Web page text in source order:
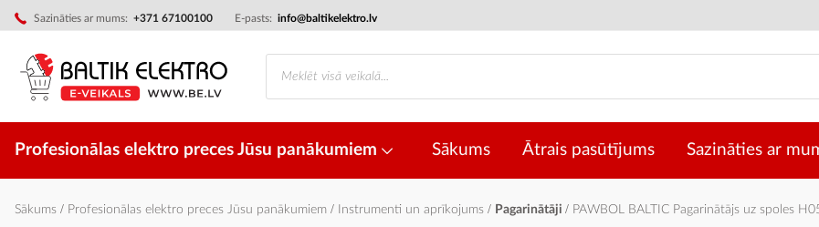
Sazināties ar mums: +371 67100100 E-pasts: info@baltikelektro.lv
Skip
to
Content
Profesionālas elektro preces Jūsu panākumiem Sākums Ātrais pasūtījums Sazināties ar
Sākums Profesionālas elektro preces Jūsu panākumiem Instrumenti un aprīkojums Pagarinātāji PAWBOL BALTIC Pagarinātājs uz spoles